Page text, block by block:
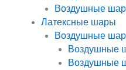
Воздушные
Латексные шары
Воздушные
Воздушные
Воздушные